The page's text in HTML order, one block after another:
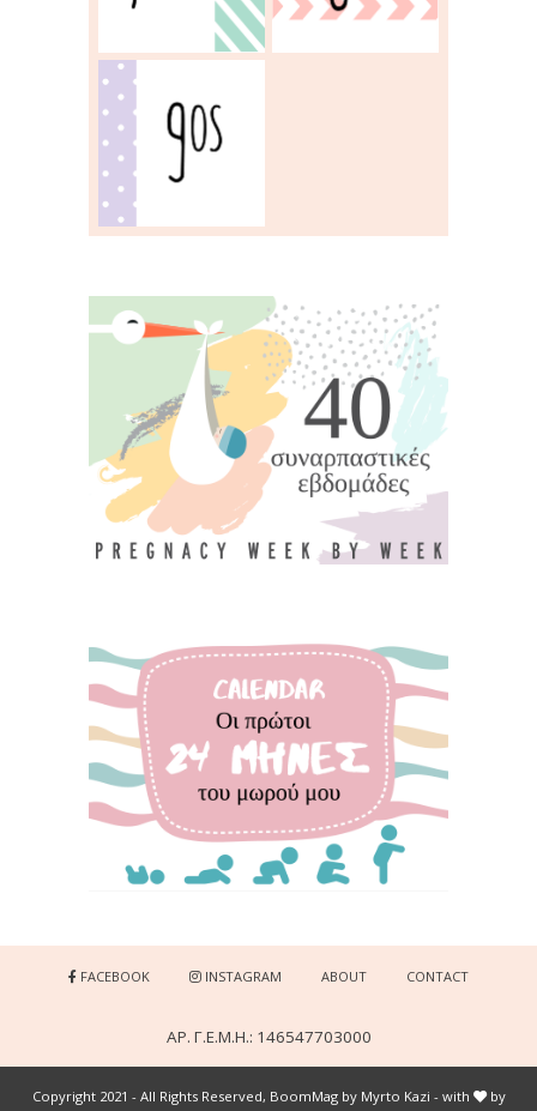
FACEBOOK INSTAGRAM ABOUT CONTACT
ΑΡ. Γ.Ε.Μ.Η.: 146547703000
Copyright 2021 - All Rights Reserved, BoomMag by Myrto Kazi - with by